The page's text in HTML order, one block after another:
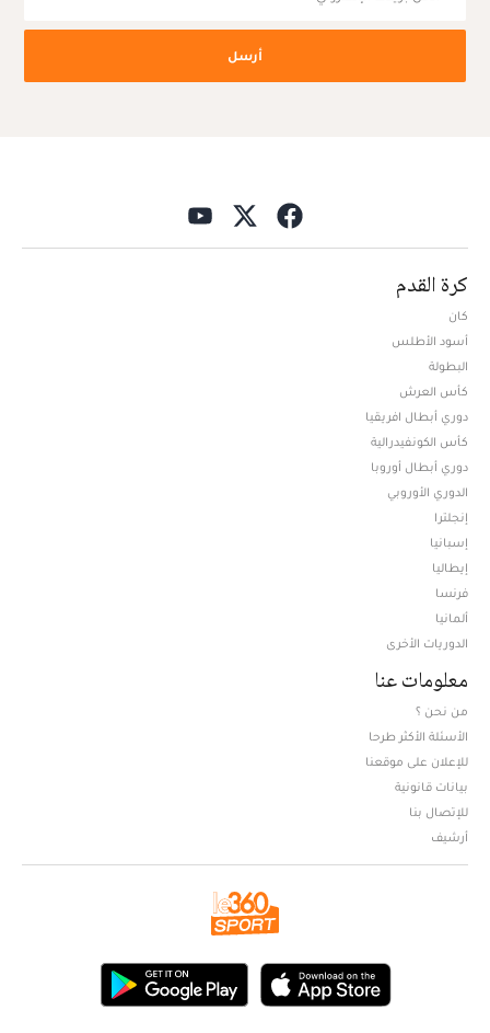
أرسل
كرة القدم
كان
أسود الأطلس
البطولة
كأس العرش
دوري أبطال افريقيا
كأس الكونفيدرالية
دوري أبطال أوروبا
الدوري الأوروبي
إنجلترا
إسبانيا
إيطاليا
فرنسا
ألمانيا
الدوريات الأخرى
معلومات عنا
من نحن ؟
الأسئلة الأكثر طرحا
للإعلان على موقعنا
بيانات قانونية
للإتصال بنا
أرشيف